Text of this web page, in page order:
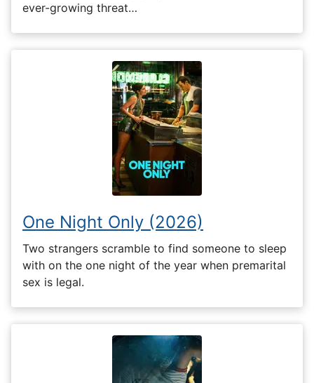
ever-growing threat…
One Night Only (2026)
Two strangers scramble to find someone to sleep
with on the one night of the year when premarital
sex is legal.